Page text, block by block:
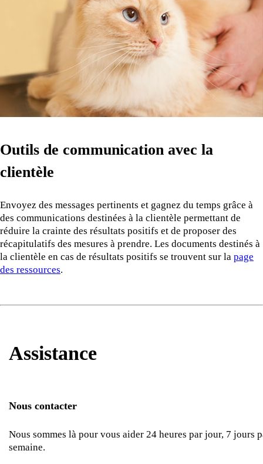
Outils de communication avec la
clientèle
Envoyez des messages pertinents et gagnez du temps grâce à
des communications destinées à la clientèle permettant de
réduire la crainte des résultats positifs et de proposer des
récapitulatifs des mesures à prendre. Les documents destinés à
la clientèle en cas de résultats positifs se trouvent sur la page
des ressources.
Assistance
Nous contacter
Nous sommes là pour vous aider 24 heures par jour, 7 jours
semaine.